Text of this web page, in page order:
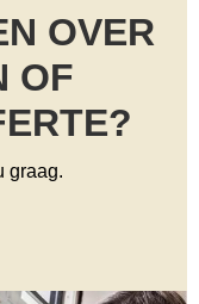
OVER
OF
graag.